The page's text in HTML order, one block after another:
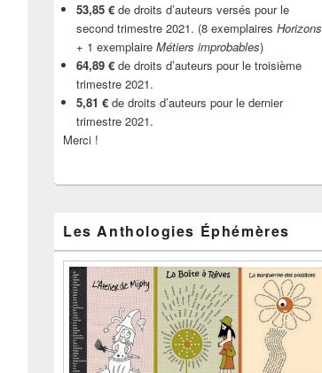
53,85 € de droits d’auteurs versés pour le
second trimestre 2021. (8 exemplaires Horizons
+ 1 exemplaire Métiers improbables)
64,89 € de droits d’auteurs pour le troisième
trimestre 2021.
5,81 € de droits d’auteurs pour le dernier
trimestre 2021.
Merci !
Les Anthologies Éphémères